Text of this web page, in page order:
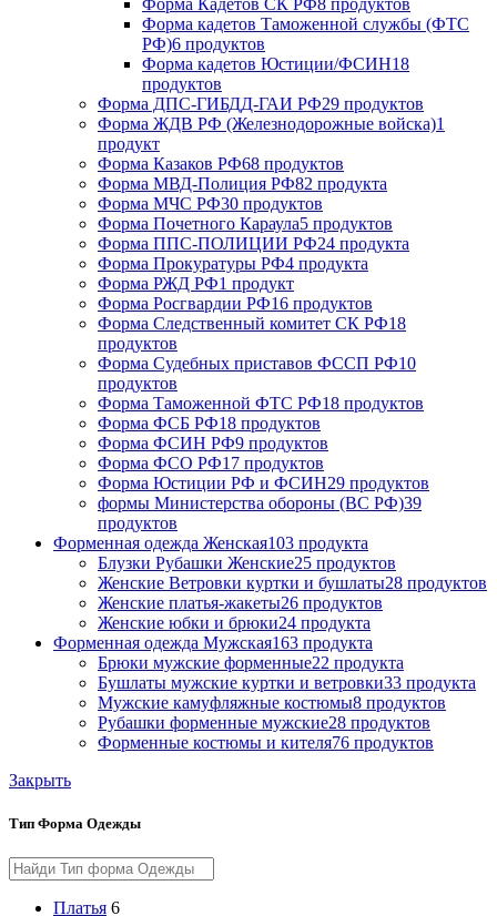
Форма кадетов Таможенной службы (ФТС
РФ)6 продуктов
Форма кадетов Юстиции/ФСИН18
продуктов
Форма ДПС-ГИБДД-ГАИ РФ29 продуктов
Форма ЖДВ РФ (Железнодорожные войска)1
продукт
Форма Казаков РФ68 продуктов
Форма МВД-Полиция РФ82 продукта
Форма МЧС РФ30 продуктов
Форма Почетного Караула5 продуктов
Форма ППС-ПОЛИЦИИ РФ24 продукта
Форма Прокуратуры РФ4 продукта
Форма РЖД РФ1 продукт
Форма Росгвардии РФ16 продуктов
Форма Следственный комитет СК РФ18
продуктов
Форма Судебных приставов ФССП РФ10
продуктов
Форма Таможенной ФТС РФ18 продуктов
Форма ФСБ РФ18 продуктов
Форма ФСИН РФ9 продуктов
Форма ФСО РФ17 продуктов
Форма Юстиции РФ и ФСИН29 продуктов
формы Министерства обороны (ВС РФ)39
продуктов
Форменная одежда Женская103 продукта
Блузки Рубашки Женские25 продуктов
Женские Ветровки куртки и бушлаты28 продуктов
Женские платья-жакеты26 продуктов
Женские юбки и брюки24 продукта
Форменная одежда Мужская163 продукта
Брюки мужские форменные22 продукта
Бушлаты мужские куртки и ветровки33 продукта
Мужские камуфляжные костюмы8 продуктов
Рубашки форменные мужские28 продуктов
Форменные костюмы и кителя76 продуктов
Закрыть
Тип Форма Одежды
Платья 6